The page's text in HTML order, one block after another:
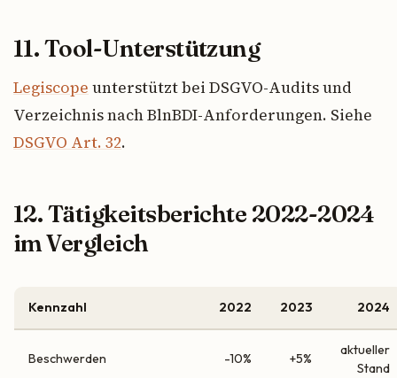
11. Tool-Unterstützung
Legiscope unterstützt bei DSGVO-Audits und
Verzeichnis nach BlnBDI-Anforderungen. Siehe
DSGVO Art. 32.
12. Tätigkeitsberichte 2022-2024
im Vergleich
Kennzahl 2022 2023 2024
Beschwerden -10% +5%
aktueller
Stand